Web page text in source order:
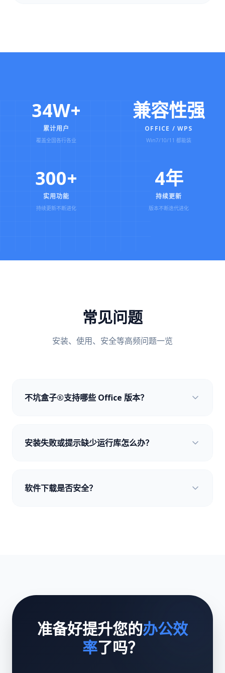
34W+
累计用户
覆盖全国各行各业
兼容性强
OFFICE / WPS
Win7/10/11 都能装
300+
实用功能
持续更新不断进化
4年
持续更新
版本不断迭代进化
常见问题
安装、使用、安全等高频问题一览
不坑盒子®支持哪些 Office 版本？
Office 2010+ 及 WPS Office PC 端中均可使用。
安装失败或提示缺少运行库怎么办？
WebView2。如遇报错，请前往
页面安装补
软件下载是否安全？
准备好提升您的办公效
率了吗？